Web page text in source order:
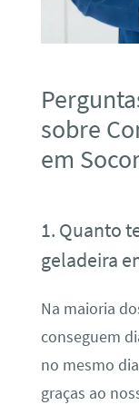
sobre
em
1. Quanto
geladeira
Na maioria
conseguem
no mesmo
graças ao